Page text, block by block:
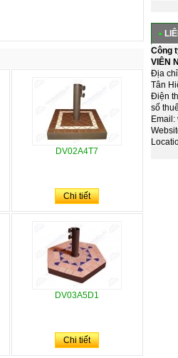
DV02A4T7
Chi tiết
DV03A5D1
Chi tiết
•
Công
VIÊN
Địa
Tân
Điện
số